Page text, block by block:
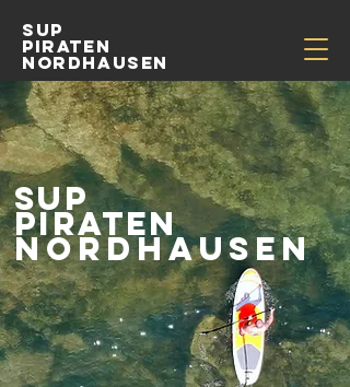
SUP
PIRATEN
NORDHAUSEN
SUP
PIRATEN
NORDHAUSEN